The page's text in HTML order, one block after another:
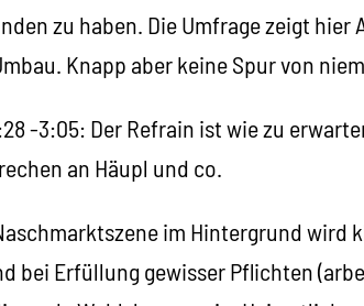
zu haben. Die Umfrage zeigt hier
Knapp aber keine Spur von
-3:05: Der Refrain ist wie zu
an Häupl und co.
im Hintergrund
bei Erfüllung gewisser Pflichten